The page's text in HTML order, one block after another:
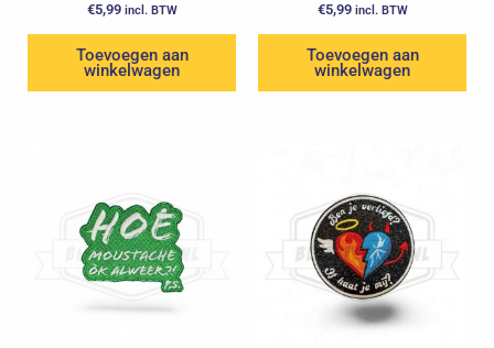
€5,99 incl. BTW
Toevoegen aan
winkelwagen
€5,99 incl. BTW
Toevoegen aan
winkelwagen